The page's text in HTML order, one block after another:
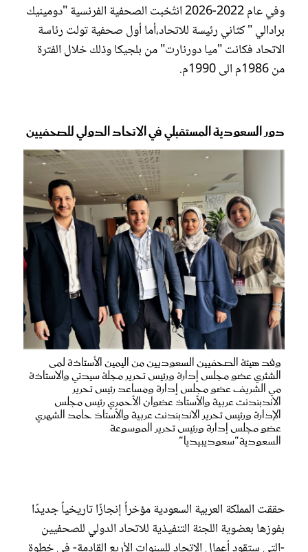
وفي عام 2022-2026 انتُخبت الصحفية الفرنسية "دومينيك
برادالي " كثاني رئيسة للاتحاد،أما أول صحفية تولت رئاسة
الاتحاد فكانت "ميا دورنارت" من بلجيكا وذلك خلال الفترة
من 1986م الى 1990م.
دور السعودية المستقبلي في الاتحاد الدولي للصحفيين
وفد هيئة الصحفيين السعوديين من اليمين الأستاذة لمى
الشثري عضو مجلس إدارة ورئيس تحرير مجلة سيدتي والاستاذة
مي الشريف عضو مجلس إدارة ومساعد رئيس تحرير
الاندبندنت عربية والأستاذ عضوان الأحمري رئيس مجلس
الإدارة ورئيس تحرير الاندبندنت عربية والأستاذ حامد الشهري
عضو مجلس إدارة ورئيس تحرير الموسوعة
السعودية"سعوديبيديا"
حققت المملكة العربية السعودية مؤخراً إنجازًا تاريخياً جديدًا
بفوزها بعضوية اللجنة التنفيذية للاتحاد الدولي للصحفيين